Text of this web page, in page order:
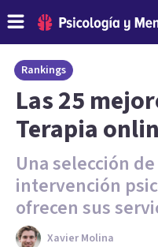
Rankings
Las 25
Terapia
Una selección
intervención
ofrecen sus
Xavier Molina